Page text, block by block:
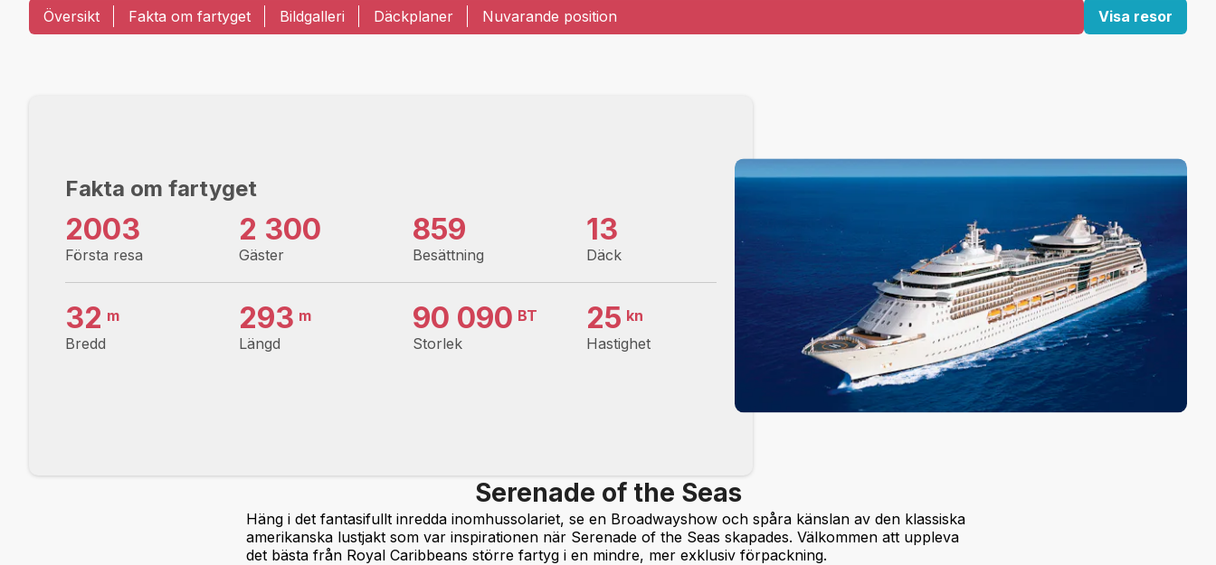
Översikt Fakta om fartyget Bildgalleri Däckplaner Nuvarande position Visa resor
Fakta om fartyget
Första resa
2003
Gäster
2 300
Besättning
859
Däck
13
Bredd
32 m
Längd
293 m
Storlek
90 090 BT
Hastighet
25 kn
Serenade of the Seas
Häng i det fantasifullt inredda inomhussolariet, se en Broadwayshow och spåra känslan av den klassiska
amerikanska lustjakt som var inspirationen när Serenade of the Seas skapades. Välkommen att uppleva
det bästa från Royal Caribbeans större fartyg i en mindre, mer exklusiv förpackning.